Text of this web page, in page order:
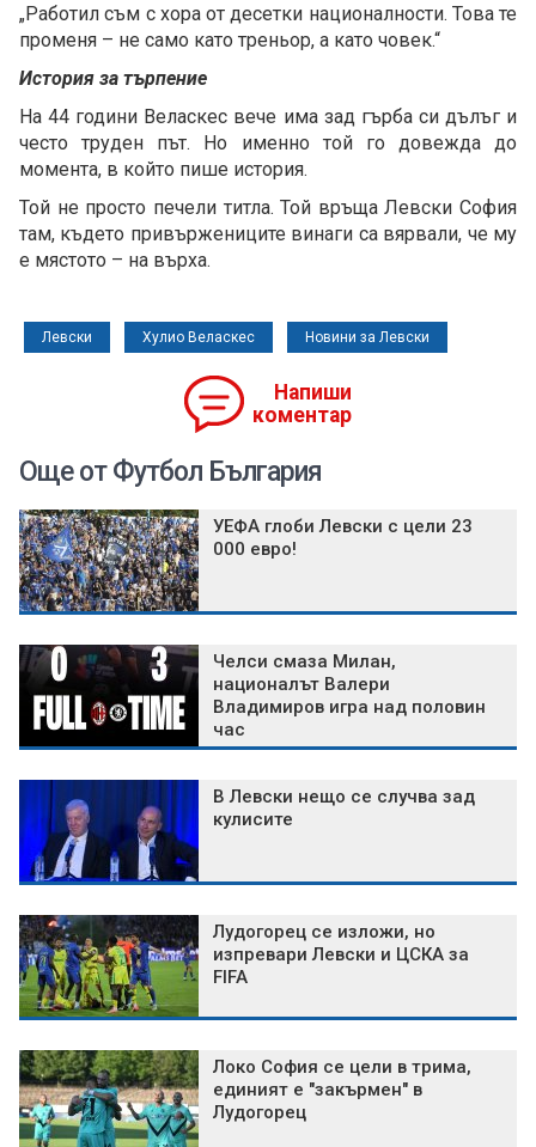
„Работил съм с хора от десетки националности. Това те
променя – не само като треньор, а като човек.“
История за търпение
На 44 години Веласкес вече има зад гърба си дълъг и
често труден път. Но именно той го довежда до
момента, в който пише история.
Той не просто печели титла. Той връща Левски София
там, където привържениците винаги са вярвали, че му
е мястото – на върха.
Левски Хулио Веласкес Новини за Левски
Напиши
коментар
Още от Футбол България
УЕФА глоби Левски с цели 23
000 евро!
Челси смаза Милан,
националът Валери
Владимиров игра над половин
час
В Левски нещо се случва зад
кулисите
Лудогорец се изложи, но
изпревари Левски и ЦСКА за
FIFA
Локо София се цели в трима,
единият е "закърмен" в
Лудогорец